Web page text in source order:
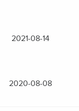
2021-08-14
2020-08-08